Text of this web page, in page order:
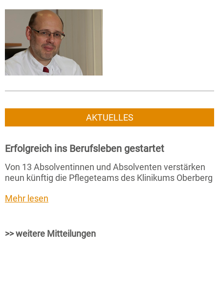
AKTUELLES
Erfolgreich ins Berufsleben gestartet
Von 13 Absolventinnen und Absolventen verstärken
neun künftig die Pflegeteams des Klinikums Oberberg
Mehr lesen
>> weitere Mitteilungen